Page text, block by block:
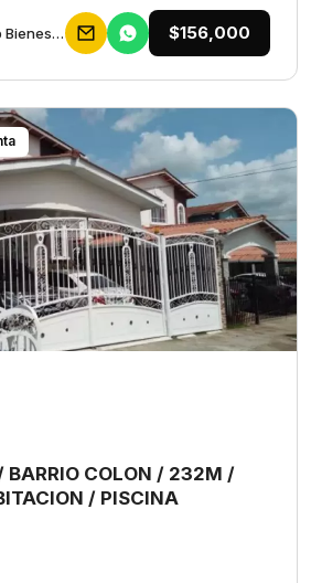
Galceb Group Bienes Raices $156,000
BARRIO COLON / 232M /
/ PISCINA